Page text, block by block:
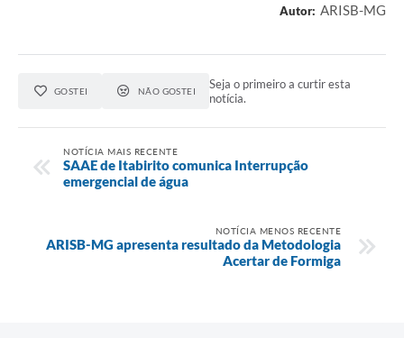
Autor: ARISB-MG
GOSTEI NÃO GOSTEI
Seja o primeiro a curtir esta
notícia.
NOTÍCIA MAIS RECENTE
SAAE de Itabirito comunica Interrupção
emergencial de água
NOTÍCIA MENOS RECENTE
ARISB-MG apresenta resultado da Metodologia
Acertar de Formiga